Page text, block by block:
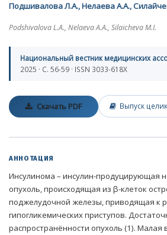
Подшивалова Л.А., Нелаева А.А.,
Podshivalova L.A., Nelaeva A.A., Silaicheva M.I.
Национальный вестник медицинских
2025 · С. 56-59 · ISSN 3033-618X
Скачать PDF Выпуск
АННОТАЦИЯ
Инсулинома – инсулин-продуцирующая
опухоль, происходящая из β-клеток
поджелудочной железы, приводящая к
гипогликемических приступов.
распространённости опухоль (1). Малая